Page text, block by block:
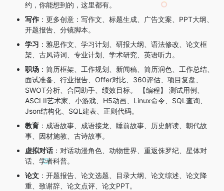
约，你能想到的，这里都有。
写作 ：更多创意：写作文、标题生成、广告文案、PPT大纲、
开题报告、分镜脚本。
学习 ：雅思作文、学习计划、研报大纲、语法修改、论文框
架、古风诗词、专业计划、学术研究、英语听力。
职场 ：简历框架、工作规划、新闻稿、简历润色、工作总结、
面试准备、行业报告、Offer对比、360评估、项目复盘、
SWOT分析、合同助手、绩效目标。 【编程】 测试用例、
ASCI II艺术家、小游戏、H5动画、Linux命令、SQL查询、
Json结构化、SQL建表、正则代码。
教育 ：成语故事、成语接龙、睡前故事、历史解读、朝代故
事、因材施教、古诗故事。
虚拟对话：对话动漫角色、动物世界、重返侏罗纪、星体对
话、学者科普。
论文 ：开题报告、论文选题、目录大纲、论文综述、论文降
重、致谢辞、论文点评、论文PPT。